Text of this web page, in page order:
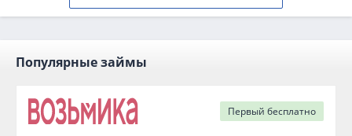
Популярные займы
Первый бесплатно